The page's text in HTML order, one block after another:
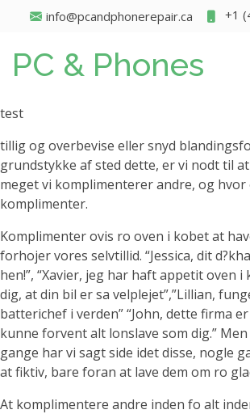
info@pcandphonerepair.ca +1
PC & Phones
test
tillig og overbevise eller snyd
grundstykke af sted dette, er vi nodt til at
meget vi komplimenterer andre, og
komplimenter.
Komplimenter ovis ro oven i kobet at
forhojer vores selvtillid. “Jessica, dit
hen!”, “Xavier, jeg har haft appetit oven
dig, at din bil er sa velplejet”,”Lillian,
batterichef i verden” “John, dette firma
kunne forvent alt lonslave som dig.”
gange har vi sagt side idet disse, nogle
at fiktiv, bare foran at lave dem om ro
At komplimentere andre inden fo alt